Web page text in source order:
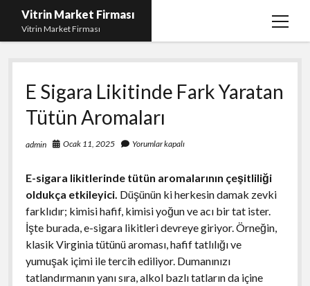
Vitrin Market Firması
Vitrin Market Firması
menüyü
En İyi Tumblr Takipçi Hilesi
iPhone için Instagram Gizli Hesap Görme
Liste
Reels Beğeni Yükleme Hilesi
Sayfa Listesi
E Sigara Likitinde Fark Yaratan
Tütün Aromaları
admin Ocak 11, 2025 Yorumlar kapalı
E-sigara likitlerinde tütün aromalarının çeşitliliği
oldukça etkileyici. Düşünün ki herkesin damak zevki
farklıdır; kimisi hafif, kimisi yoğun ve acı bir tat ister.
İşte burada, e-sigara likitleri devreye giriyor. Örneğin,
klasik Virginia tütünü aroması, hafif tatlılığı ve
yumuşak içimi ile tercih ediliyor. Dumanınızı
tatlandırmanın yanı sıra, alkol bazlı tatların da içine